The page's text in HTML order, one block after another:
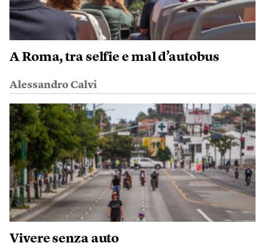
A Roma, tra selfie e mal d’autobus
Alessandro Calvi
Vivere senza auto